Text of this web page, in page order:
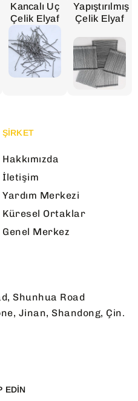
Kancalı Uç
Çelik Elyaf
Yapıştırılmış
Çelik Elyaf
ŞİRKET
Hakkımızda
İletişim
Yardım Merkezi
Küresel Ortaklar
Genel Merkez
Shunhua Road
Jinan, Shandong, Çin.
EDIN